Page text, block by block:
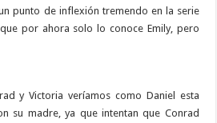
punto de inflexión tremendo en la serie
por ahora solo lo conoce Emily, pero
y Victoria veríamos como Daniel esta
su madre, ya que intentan que Conrad